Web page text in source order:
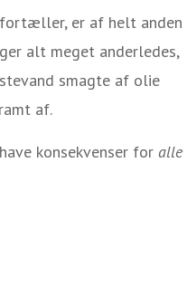
er af helt anden
alt meget anderledes,
smagte af olie
af.
konsekvenser for alle